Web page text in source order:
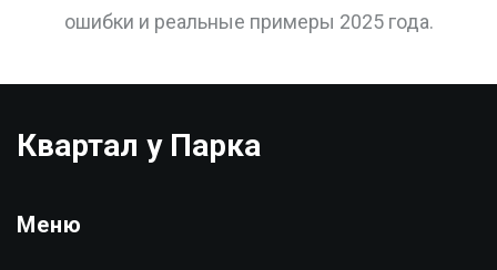
ошибки и реальные примеры 2025 года.
Квартал у Парка
Меню